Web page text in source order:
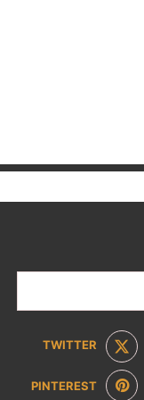
TWITTER
PINTEREST